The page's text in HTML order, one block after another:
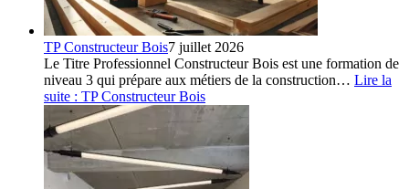
TP Constructeur Bois7 juillet 2026
Le Titre Professionnel Constructeur Bois est une formation de
niveau 3 qui prépare aux métiers de la construction… Lire la
suite : TP Constructeur Bois